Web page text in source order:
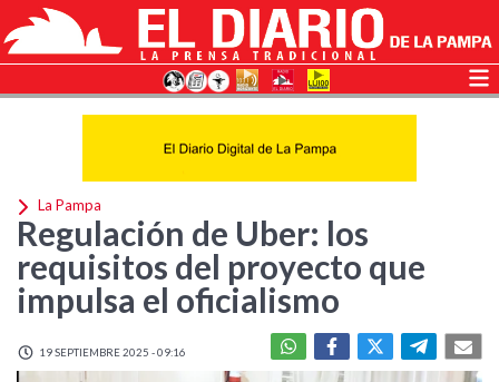
La Pampa
Regulación de Uber: los
requisitos del proyecto que
impulsa el oficialismo
19 SEPTIEMBRE 2025 - 09:16